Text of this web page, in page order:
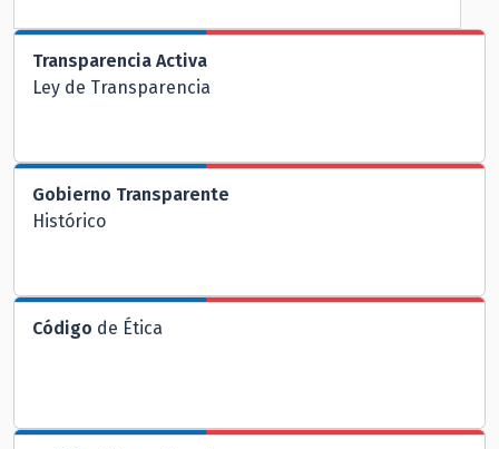
Transparencia Activa
Ley de Transparencia
Gobierno Transparente
Histórico
Código de Ética